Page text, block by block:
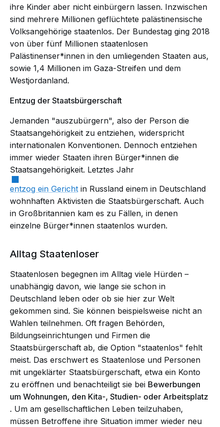
ihre Kinder aber nicht einbürgern lassen. Inzwischen
sind mehrere Millionen geflüchtete palästinensische
Volksangehörige staatenlos. Der Bundestag ging 2018
von über fünf Millionen staatenlosen
Palästinenser*innen in den umliegenden Staaten aus,
sowie 1,4 Millionen im Gaza-Streifen und dem
Westjordanland.
Entzug der Staatsbürgerschaft
Jemanden "auszubürgern", also der Person die
Staatsangehörigkeit zu entziehen, widerspricht
internationalen Konventionen. Dennoch entziehen
immer wieder Staaten ihren Bürger*innen die
Staatsangehörigkeit. Letztes Jahr
entzog ein Gericht in Russland einem in Deutschland
wohnhaften Aktivisten die Staatsbürgerschaft. Auch
in Großbritannien kam es zu Fällen, in denen
einzelne Bürger*innen staatenlos wurden.
Alltag Staatenloser
Staatenlosen begegnen im Alltag viele Hürden –
unabhängig davon, wie lange sie schon in
Deutschland leben oder ob sie hier zur Welt
gekommen sind. Sie können beispielsweise nicht an
Wahlen teilnehmen. Oft fragen Behörden,
Bildungseinrichtungen und Firmen die
Staatsbürgerschaft ab, die Option "staatenlos" fehlt
meist. Das erschwert es Staatenlose und Personen
mit ungeklärter Staatsbürgerschaft, etwa ein Konto
zu eröffnen und benachteiligt sie bei Bewerbungen
um Wohnungen, den Kita-, Studien- oder Arbeitsplatz
. Um am gesellschaftlichen Leben teilzuhaben,
müssen Betroffene ihre Situation immer wieder neu